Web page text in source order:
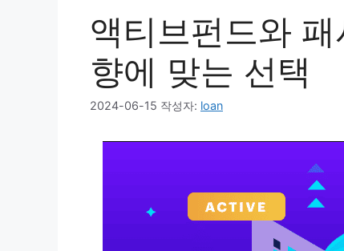
액티브펀드와
향에 맞는 선택
2024-06-15 작성자: loan